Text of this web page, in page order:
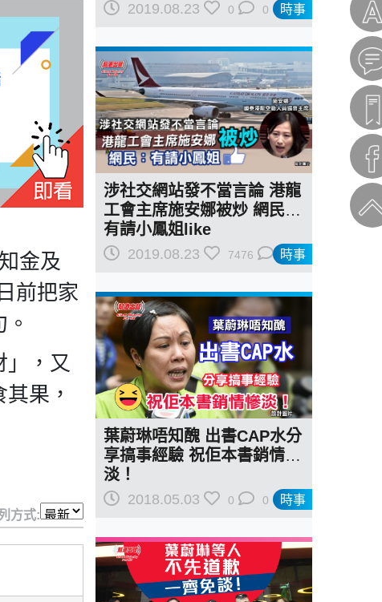
金及
前把家
」，又
果，
方式:
時事
2019.08.23 0 0
時事
涉社交網站發不當言論 港龍
工會主席施安娜被炒 網民：
有請小鳳姐like
2019.08.23 7476 0
時事
葉蔚琳唔知醜 出書CAP水分
享搞事經驗 祝佢本書銷情慘
淡！
2018.05.03 0 0